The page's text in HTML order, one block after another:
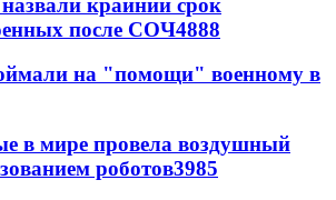
после СОЧ4888
на "помощи" военному в
в мире провела воздушный
роботов3985